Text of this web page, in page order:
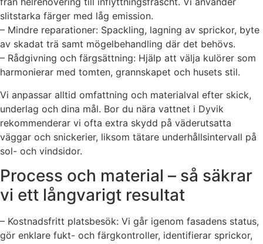
slitstarka färger med låg emission.
– Mindre reparationer: Spackling, lagning av sprickor, byte
av skadat trä samt mögelbehandling där det behövs.
– Rådgivning och färgsättning: Hjälp att välja kulörer som
harmonierar med tomten, grannskapet och husets stil.
Vi anpassar alltid omfattning och materialval efter skick,
underlag och dina mål. Bor du nära vattnet i Dyvik
rekommenderar vi ofta extra skydd på väderutsatta
väggar och snickerier, liksom tätare underhållsintervall på
sol- och vind­sidor.
Process och material – så säkrar
vi ett långvarigt resultat
– Kostnadsfritt platsbesök: Vi går igenom fasadens status,
gör enklare fukt- och färgkontroller, identifierar sprickor,